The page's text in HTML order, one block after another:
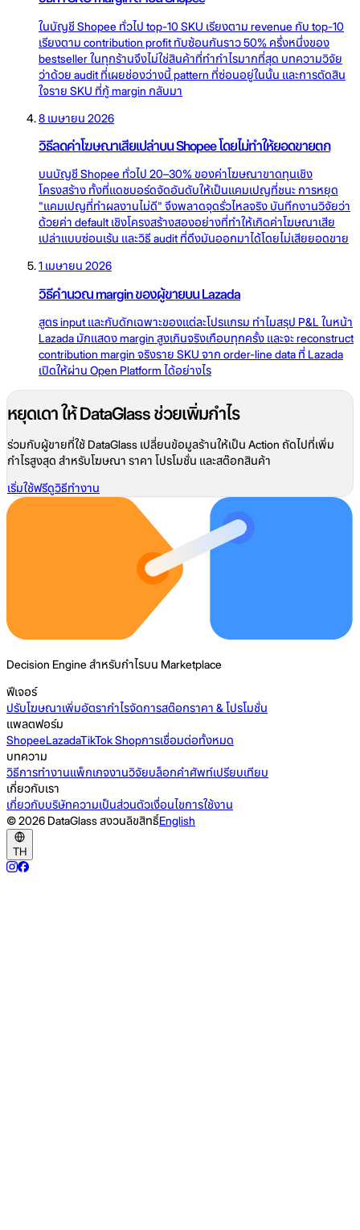
ในบัญชี Shopee ทั่วไป top-10 SKU เรียงตาม revenue กับ top-10
เรียงตาม contribution profit ทับซ้อนกันราว 50% ครึ่งหนึ่งของ
bestseller ในทุกร้านจึงไม่ใช่สินค้าที่ทำกำไรมากที่สุด บทความวิจัย
ว่าด้วย audit ที่เผยช่องว่างนี้ pattern ที่ซ่อนอยู่ในนั้น และการตัดสิน
ใจราย SKU ที่กู้ margin กลับมา
8 เมษายน 2026
วิธีลดค่าโฆษณาเสียเปล่าบน Shopee โดยไม่ทำให้ยอดขายตก
บนบัญชี Shopee ทั่วไป 20–30% ของค่าโฆษณาขาดทุนเชิง
โครงสร้าง ทั้งที่แดชบอร์ดจัดอันดับให้เป็นแคมเปญที่ชนะ การหยุด
"แคมเปญที่ทำผลงานไม่ดี" จึงพลาดจุดรั่วไหลจริง บันทึกงานวิจัยว่า
ด้วยค่า default เชิงโครงสร้างสองอย่างที่ทำให้เกิดค่าโฆษณาเสีย
เปล่าแบบซ่อนเร้น และวิธี audit ที่ดึงมันออกมาได้โดยไม่เสียยอดขาย
1 เมษายน 2026
วิธีคำนวณ margin ของผู้ขายบน Lazada
สูตร input และกับดักเฉพาะของแต่ละโปรแกรม ทำไมสรุป P&L ในหน้า
Lazada มักแสดง margin สูงเกินจริงเกือบทุกครั้ง และจะ reconstruct
contribution margin จริงราย SKU จาก order-line data ที่ Lazada
เปิดให้ผ่าน Open Platform ได้อย่างไร
หยุดเดา ให้ DataGlass ช่วยเพิ่มกำไร
ร่วมกับผู้ขายที่ใช้ DataGlass เปลี่ยนข้อมูลร้านให้เป็น Action ถัดไปที่เพิ่ม
กำไรสูงสุด สำหรับโฆษณา ราคา โปรโมชั่น และสต๊อกสินค้า
เริ่มใช้ฟรีดูวิธีทำงาน
Decision Engine สำหรับกำไรบน Marketplace
ฟีเจอร์
ปรับโฆษณาเพิ่มอัตรากำไรจัดการสต๊อกราคา & โปรโมชั่น
แพลตฟอร์ม
ShopeeLazadaTikTok Shopการเชื่อมต่อทั้งหมด
บทความ
วิธีการทำงานแพ็กเกจงานวิจัยบล็อกคำศัพท์เปรียบเทียบ
เกี่ยวกับเรา
เกี่ยวกับบริษัทความเป็นส่วนตัวเงื่อนไขการใช้งาน
© 2026 DataGlass สงวนลิขสิทธิ์English
TH